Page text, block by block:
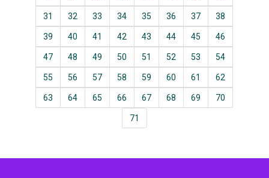
31 32 33 34 35 36 37 38
39 40 41 42 43 44 45 46
47 48 49 50 51 52 53 54
55 56 57 58 59 60 61 62
63 64 65 66 67 68 69 70
71